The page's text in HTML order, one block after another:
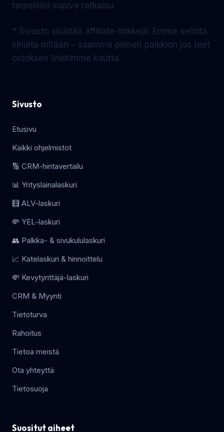
tarpeisiisi sopiva ratkaisu.
* Sivusto sisältää affiliate-linkkejä. Emme veloita
sinulta mitään – saamme pienen palkkion jos teet
ostoksen linkkimme kautta.
Sivusto
Etusivu
Kaikki ohjelmistot
🔢 CRM-hintavertailu
📊 Yrityslainalaskuri
🧮 ALV-laskuri
💸 YEL-laskuri
👥 Palkka- & sivukululaskuri
📈 Katelaskuri & hinnoittelu
💸 Kevytyrittäjä-laskuri
CRM & Myynti
Tietoturva
Rahoitus
Tietoa meistä
Ota yhteyttä
Tietosuoja
Suositut aiheet